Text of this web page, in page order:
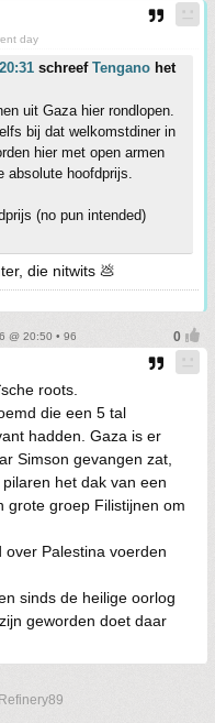
day
schreef Tengano het
uit Gaza hier rondlopen.
bij dat welkomstdiner in
hier met open armen
absolute hoofdprijs.
(no pun intended)
die nitwits 💩
@ 20:50 • 96
roots.
die een 5 tal
hadden. Gaza is er
Simson gevangen zat,
het dak van een
grote groep Filistijnen om
over Palestina voerden
sinds de heilige oorlog
geworden doet daar